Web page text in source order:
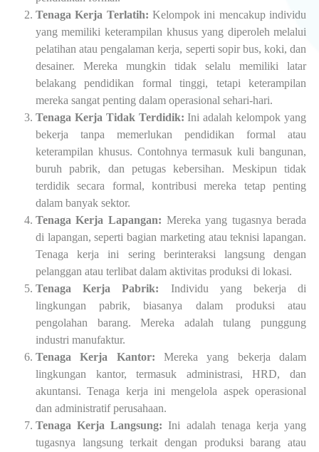
Tenaga Kerja Terlatih: Kelompok ini mencakup individu
yang memiliki keterampilan khusus yang diperoleh melalui
pelatihan atau pengalaman kerja, seperti sopir bus, koki, dan
desainer. Mereka mungkin tidak selalu memiliki latar
belakang pendidikan formal tinggi, tetapi keterampilan
mereka sangat penting dalam operasional sehari-hari.
Tenaga Kerja Tidak Terdidik: Ini adalah kelompok yang
bekerja tanpa memerlukan pendidikan formal atau
keterampilan khusus. Contohnya termasuk kuli bangunan,
buruh pabrik, dan petugas kebersihan. Meskipun tidak
terdidik secara formal, kontribusi mereka tetap penting
dalam banyak sektor.
Tenaga Kerja Lapangan: Mereka yang tugasnya berada
di lapangan, seperti bagian marketing atau teknisi lapangan.
Tenaga kerja ini sering berinteraksi langsung dengan
pelanggan atau terlibat dalam aktivitas produksi di lokasi.
Tenaga Kerja Pabrik: Individu yang bekerja di
lingkungan pabrik, biasanya dalam produksi atau
pengolahan barang. Mereka adalah tulang punggung
industri manufaktur.
Tenaga Kerja Kantor: Mereka yang bekerja dalam
lingkungan kantor, termasuk administrasi, HRD, dan
akuntansi. Tenaga kerja ini mengelola aspek operasional
dan administratif perusahaan.
Tenaga Kerja Langsung: Ini adalah tenaga kerja yang
tugasnya langsung terkait dengan produksi barang atau